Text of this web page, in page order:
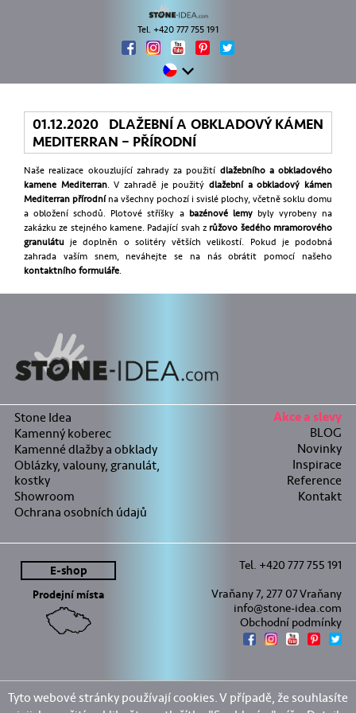
Tel. +420 777 755 191
01.12.2020 DLAŽEBNÍ A OBKLADOVÝ KÁMEN
MEDITERRAN – PŘÍRODNÍ
Naše realizace okouzlující zahrady za použití dlažebního a obkladového
kamene Mediterran. V zahradě je použitýdlažební a obkladový kámen
Mediterran přírodnína všechny pochozí i svislé plochy, včetně soklu domu
a obložení schodů. Plotové stříšky a bazénové lemybyly vyrobeny na
zakázku ze stejného kamene. Padající svah zrůžovo šedého mramorového
granulátu je doplněn o solitéry větších velikostí. Pokud je podobná
zahrada vaším snem, neváhejte se na nás obrátit pomocí našeho
kontaktního formuláře.
Stone Idea
Kamenný koberec
Kamenné dlažby a obklady
Oblázky, valouny, granulát,
kostky
Showroom
Ochrana osobních údajů
Akce a slevy
BLOG
Novinky
Inspirace
Reference
Kontakt
E-shop
Prodejní místa
Tel. +420 777 755 191
Vraňany 7, 277 07 Vraňany
info@stone-idea.com
Obchodní podmínky
Tyto webové stránky používají cookies. V případě, že souhlasíte